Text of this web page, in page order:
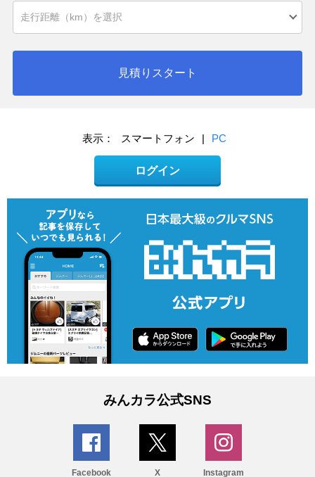
見積りスタート
表示： スマートフォン | PC
ログイン
みんカラ公式SNS
Facebook X Instagram